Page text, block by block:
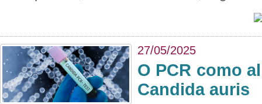
27/05/2025
O PCR como
Candida auris